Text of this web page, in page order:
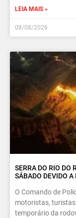
LEIA MAIS »
08/08/2026
SERRA DO RIO DO
SÁBADO DEVIDO
O Comando de
motoristas,
temporário da